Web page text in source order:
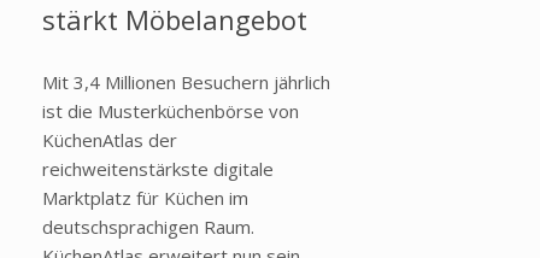
stärkt Möbelangebot
Mit 3,4 Millionen Besuchern jährlich
ist die Musterküchenbörse von
KüchenAtlas der
reichweitenstärkste digitale
Marktplatz für Küchen im
deutschsprachigen Raum.